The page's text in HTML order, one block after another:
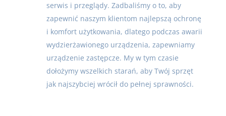
serwis i przeglądy. Zadbaliśmy o to, aby
zapewnić naszym klientom najlepszą ochronę
i komfort użytkowania, dlatego podczas awarii
wydzierżawionego urządzenia, zapewniamy
urządzenie zastępcze. My w tym czasie
dołożymy wszelkich starań, aby Twój sprzęt
jak najszybciej wrócił do pełnej sprawności.